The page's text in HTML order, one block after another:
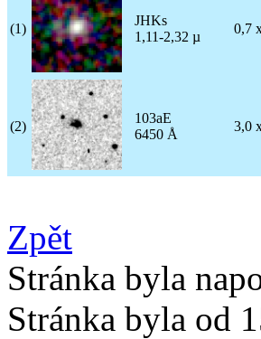
(1)
JHKs
1,11-2,32 µ
0,7
(2)
103aE
6450 Å
3,0
Zpět
Stránka byla
Stránka byla od